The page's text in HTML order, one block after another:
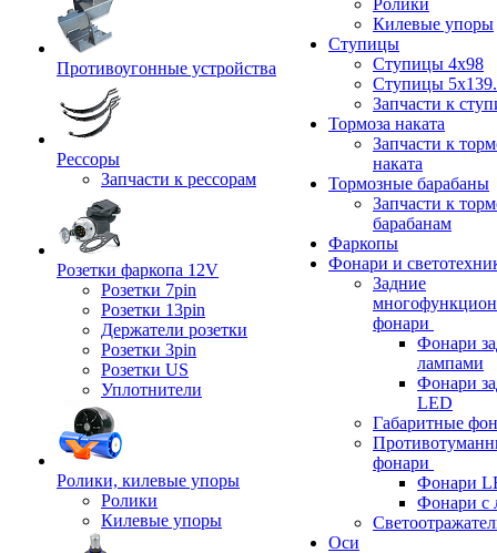
Противоугонные устройства
Рессоры
Запчасти к рессорам
Розетки фаркопа 12V
Розетки 7pin
Розетки 13pin
Держатели розетки
Розетки 3pin
Розетки US
Уплотнители
Ролики, килевые упоры
Ролики
Килевые упоры
Ролики
Килевые упоры
Ступицы
Ступицы 4x98
Ступицы
Запчасти к
Тормоза наката
Запчасти к
наката
Тормозные барабаны
Запчасти к
барабанам
Фаркопы
Фонари и
Задние
фонари
Фонари
лампами
Фонари
LED
Габаритные
фонари
Фонари
Фонари с
Оси